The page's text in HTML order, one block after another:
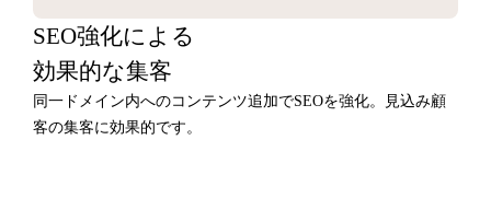
SEO強化による
効果的な集客
同一ドメイン内へのコンテンツ追加でSEOを強化。見込み顧
客の集客に効果的です。